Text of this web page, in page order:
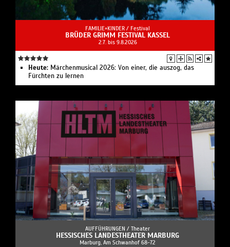
FAMILIE+KINDER / Festival
BRÜDER GRIMM FESTIVAL KASSEL
2.7. bis 9.8.2026
Heute: Märchenmusical 2026: Von einer, die auszog, das
Fürchten zu lernen
AUFFÜHRUNGEN / Theater
HESSISCHES LANDESTHEATER MARBURG
Marburg, Am Schwanhof 68-72